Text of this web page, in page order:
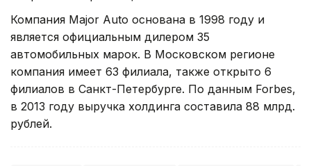
Компания Major Auto основана в 1998 году и
является официальным дилером 35
автомобильных марок. В Московском регионе
компания имеет 63 филиала, также открыто 6
филиалов в Санкт-Петербурге. По данным Forbes,
в 2013 году выручка холдинга составила 88 млрд.
рублей.